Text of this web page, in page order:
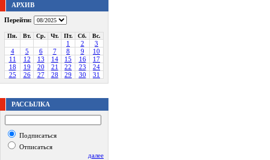
АРХИВ
Перейти:
Пн. Вт. Ср. Чт. Пт. Сб. Вс.
1 2
3
4
5 6 7 8 9
10
11
12 13 14 15 16
17
18
19 20 21 22 23
24
25
26 27 28 29 30 31
РАССЫЛКА
Подписаться
Отписаться
далее